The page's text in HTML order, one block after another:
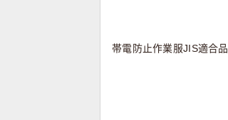
帯電防止作業服JIS適合品